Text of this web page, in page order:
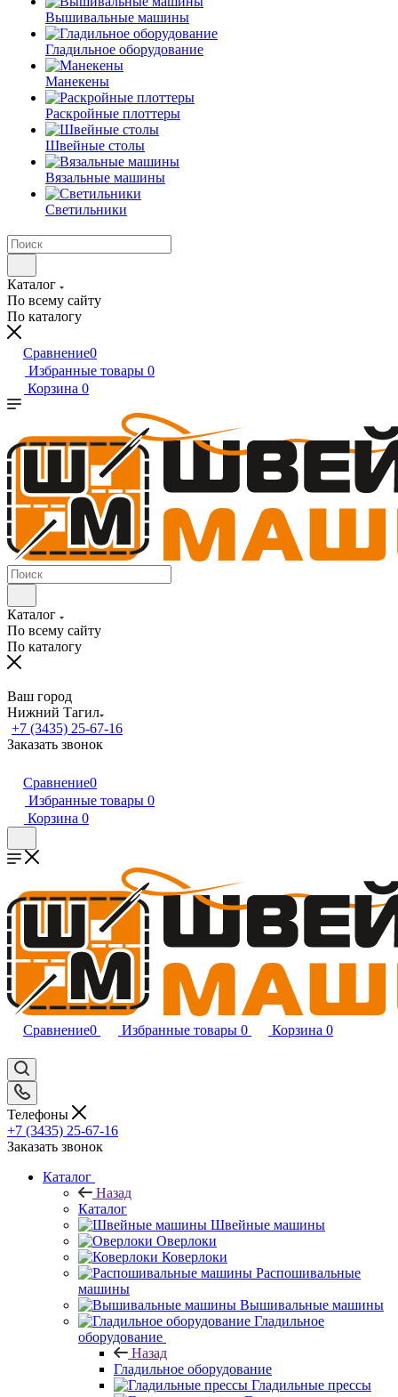
Вышивальные машины
Гладильное оборудование
Манекены
Раскройные плоттеры
Швейные столы
Вязальные машины
Светильники
Каталог
По всему сайту
По каталогу
Сравнение0
Избранные товары 0
Корзина 0
Каталог
По всему сайту
По каталогу
Ваш город
Нижний Тагил
+7 (3435) 25-67-16
Заказать звонок
Сравнение0
Избранные товары 0
Корзина 0
Сравнение0 Избранные товары 0 Корзина 0
Телефоны
+7 (3435) 25-67-16
Заказать звонок
Каталог
Назад
Каталог
Швейные машины
Оверлоки
Коверлоки
Распошивальные
машины
Вышивальные машины
Гладильное
оборудование
Назад
Гладильное оборудование
Гладильные прессы